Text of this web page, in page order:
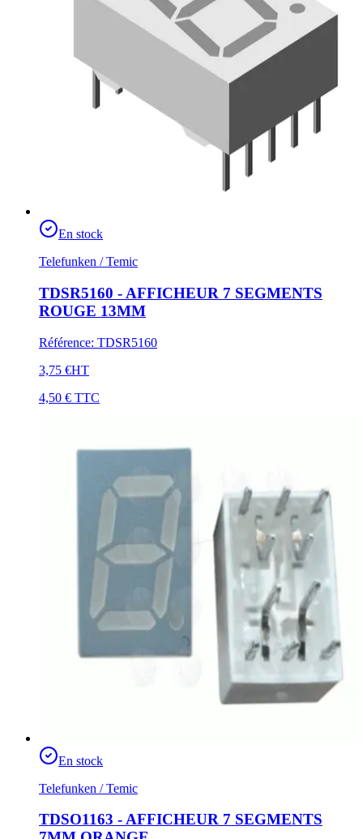
En stock
Telefunken / Temic
TDSR5160 - AFFICHEUR 7 SEGMENTS
ROUGE 13MM
Référence: TDSR5160
3,75 €HT
4,50 € TTC
En stock
Telefunken / Temic
TDSO1163 - AFFICHEUR 7 SEGMENTS